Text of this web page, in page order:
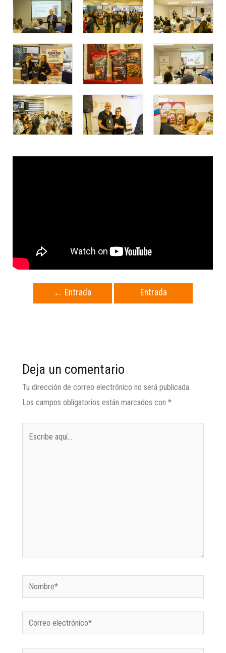
← Entrada
Entrada
Deja un comentario
Tu dirección de correo electrónico no será publicada.
Los campos obligatorios están marcados con *